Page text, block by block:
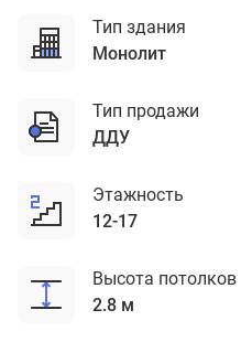
Тип здания
монолит
Тип продажи
ДДУ
Этажность
12-17
Высота потолков
2.8 м